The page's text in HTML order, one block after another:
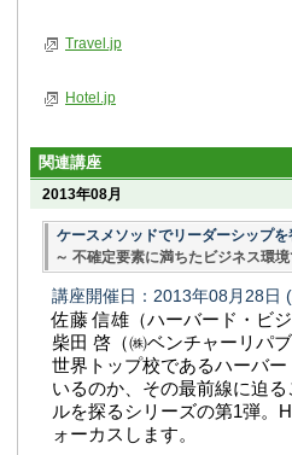
Travel.jp
Hotel.jp
関連講座
2013年08月
ケースメソッドでリーダーシップを
～ 不確定要素に満ちたビジネス環
講座開催日：2013年08月28日
佐藤 信雄（ハーバード・ビ
柴田 啓（㈱ベンチャーリパブ
世界トップ校であるハーバ
いるのか、その最前線に迫
ルを探るシリーズの第1弾。
ォーカスします。